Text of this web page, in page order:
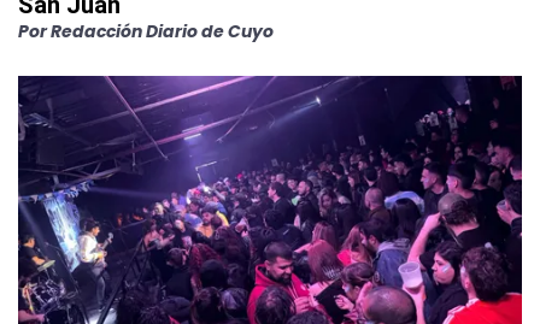
PorRedacción Diario de Cuyo